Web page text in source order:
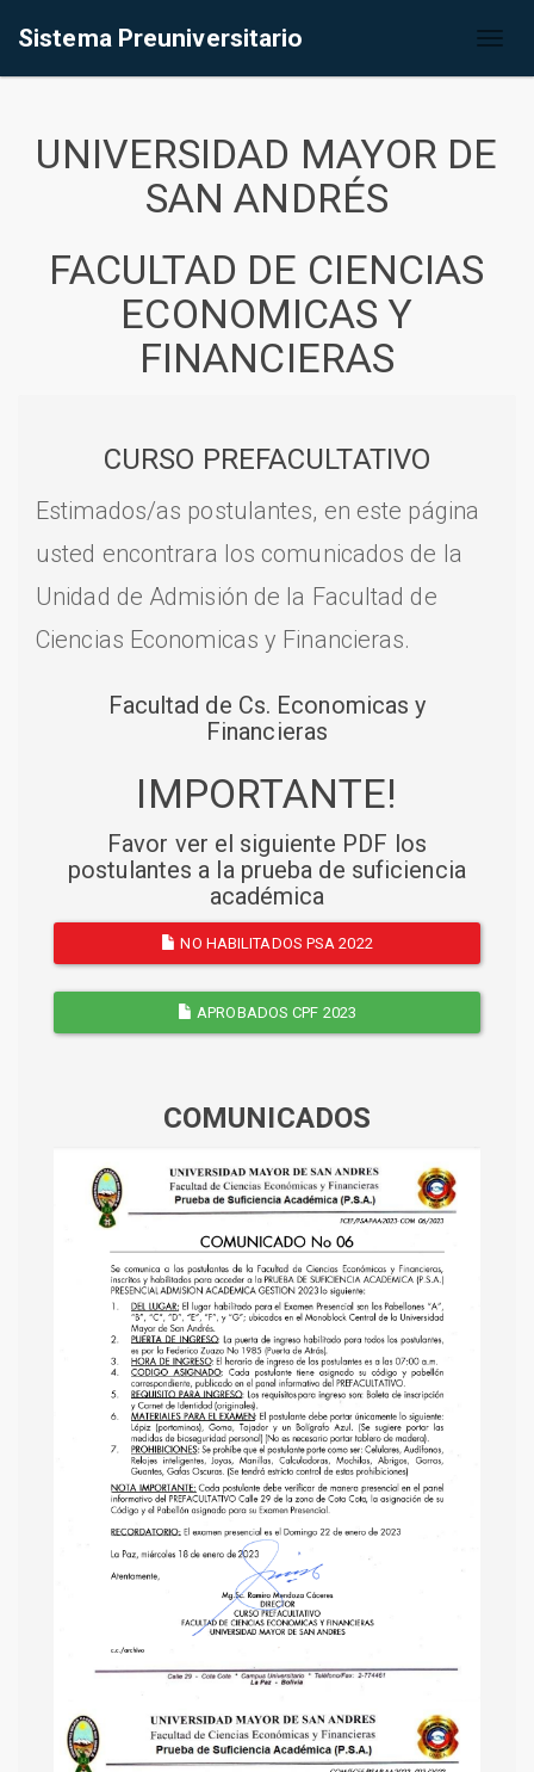
Sistema Preuniversitario
UNIVERSIDAD MAYOR DE
SAN ANDRÉS
FACULTAD DE CIENCIAS
ECONOMICAS Y
FINANCIERAS
CURSO PREFACULTATIVO
Estimados/as postulantes, en este página
usted encontrara los comunicados de la
Unidad de Admisión de la Facultad de
Ciencias Economicas y Financieras.
Facultad de Cs. Economicas y
Financieras
IMPORTANTE!
Favor ver el siguiente PDF los
postulantes a la prueba de suficiencia
académica
NO HABILITADOS PSA 2022
APROBADOS CPF 2023
COMUNICADOS